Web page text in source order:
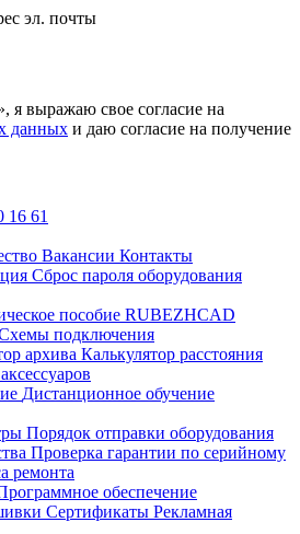
эл. почты
я выражаю свое согласие на
данных и даю согласие на получение
16 61
Вакансии Контакты
Сброс пароля оборудования
пособие RUBEZHCAD
подключения
архива Калькулятор расстояния
Дистанционное обучение
Порядок отправки оборудования
Проверка гарантии по серийному
ремонта
обеспечение
Сертификаты Рекламная